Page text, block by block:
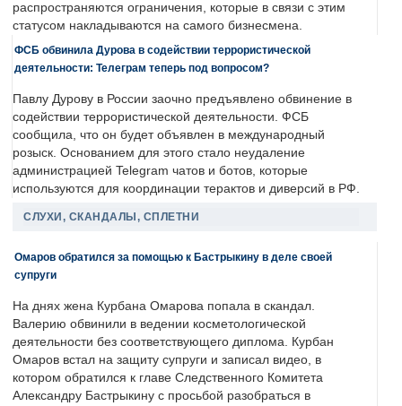
распространяются ограничения, которые в связи с этим
статусом накладываются на самого бизнесмена.
ФСБ обвинила Дурова в содействии террористической
деятельности: Телеграм теперь под вопросом?
Павлу Дурову в России заочно предъявлено обвинение в
содействии террористической деятельности. ФСБ
сообщила, что он будет объявлен в международный
розыск. Основанием для этого стало неудаление
администрацией Telegram чатов и ботов, которые
используются для координации терактов и диверсий в РФ.
СЛУХИ, СКАНДАЛЫ, СПЛЕТНИ
Омаров обратился за помощью к Бастрыкину в деле своей
супруги
На днях жена Курбана Омарова попала в скандал.
Валерию обвинили в ведении косметологической
деятельности без соответствующего диплома. Курбан
Омаров встал на защиту супруги и записал видео, в
котором обратился к главе Следственного Комитета
Александру Бастрыкину с просьбой разобраться в